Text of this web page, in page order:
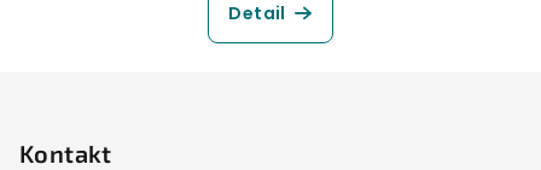
Detail
Kontakt